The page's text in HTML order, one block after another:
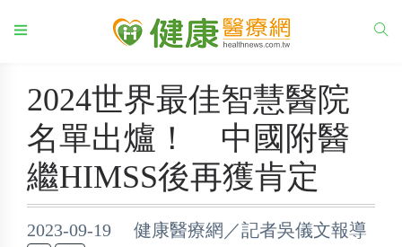
2024世界最佳智慧醫院
名單出爐！ 中國附醫
繼HIMSS後再獲肯定
2023-09-19 健康醫療網／記者吳儀文報導